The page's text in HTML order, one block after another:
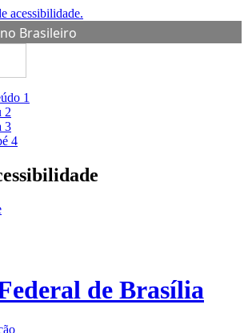
acessibilidade.
Brasileiro
1
2
3
4
de Brasília